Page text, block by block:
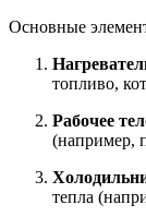
Основные
топливо,
Рабочее
(например,
тепла